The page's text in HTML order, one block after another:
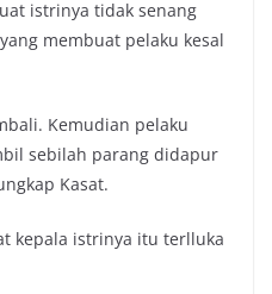
istrinya tidak senang
membuat pelaku kesal
Kemudian pelaku
sebilah parang didapur
Kasat.
kepala istrinya itu terlluka